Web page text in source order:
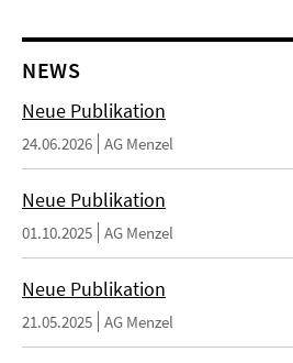
NEWS
Neue Publikation
24.06.2026 AG Menzel
Neue Publikation
01.10.2025 AG Menzel
Neue Publikation
21.05.2025 AG Menzel